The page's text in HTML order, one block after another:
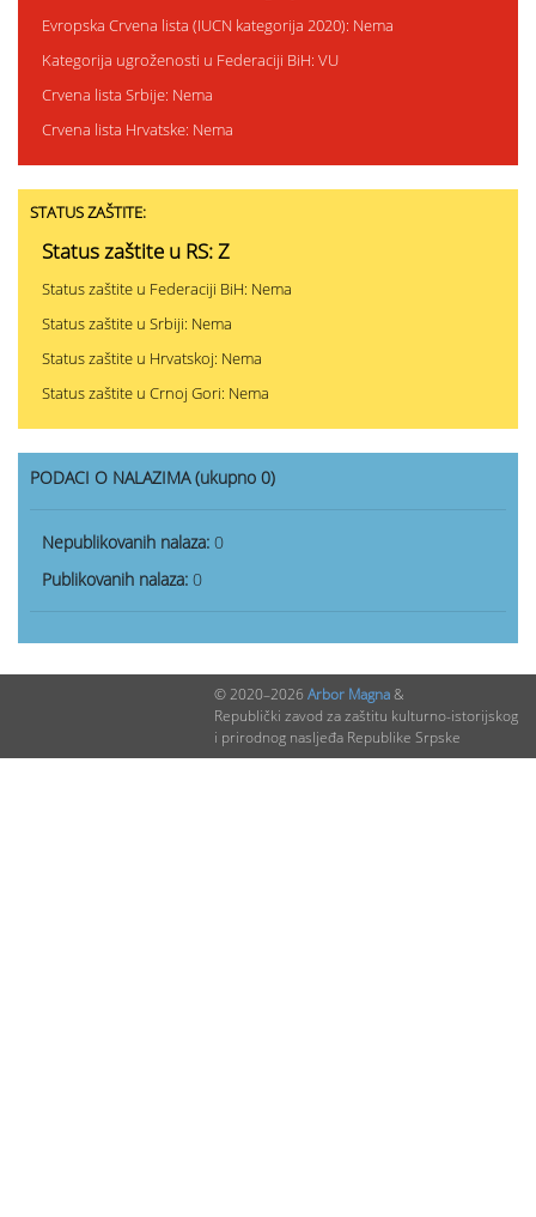
Evropska Crvena lista (IUCN kategorija 2020): Nema
Kategorija ugroženosti u Federaciji BiH: VU
Crvena lista Srbije: Nema
Crvena lista Hrvatske: Nema
STATUS ZAŠTITE:
Status zaštite u RS: Z
Status zaštite u Federaciji BiH: Nema
Status zaštite u Srbiji: Nema
Status zaštite u Hrvatskoj: Nema
Status zaštite u Crnoj Gori: Nema
PODACI O NALAZIMA (ukupno 0)
Nepublikovanih nalaza: 0
Publikovanih nalaza: 0
© 2020–2026 Arbor Magna&
Republički zavod za zaštitu kulturno-istorijskog
i prirodnog nasljeđa Republike Srpske